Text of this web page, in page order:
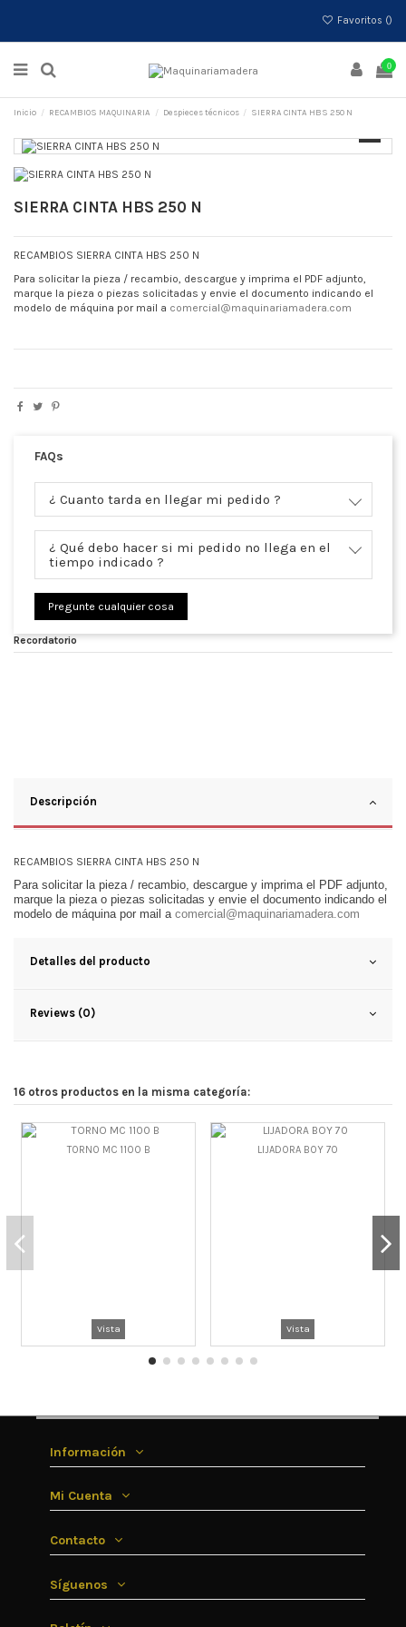
Favoritos ()
0
Inicio RECAMBIOS MAQUINARIA Despieces técnicos SIERRA CINTA HBS 250 N
SIERRA CINTA HBS 250 N
RECAMBIOS SIERRA CINTA HBS 250 N
Para solicitar la pieza / recambio, descargue y imprima el PDF adjunto,
marque la pieza o piezas solicitadas y envie el documento indicando el
modelo de máquina por mail a comercial@maquinariamadera.com
FAQs
¿ Cuanto tarda en llegar mi pedido ?
¿ Qué debo hacer si mi pedido no llega en el
tiempo indicado ?
Pregunte cualquier cosa
Recordatorio
Descripción
RECAMBIOS SIERRA CINTA HBS 250 N
Para solicitar la pieza / recambio, descargue y imprima el PDF adjunto,
marque la pieza o piezas solicitadas y envie el documento indicando el
modelo de máquina por mail a comercial@maquinariamadera.com
Detalles del producto
Reviews (0)
16 otros productos en la misma categoría:
TORNO MC 1100 B
Vista
LIJADORA BOY 70
Vista
Información
Mi Cuenta
Contacto
Síguenos